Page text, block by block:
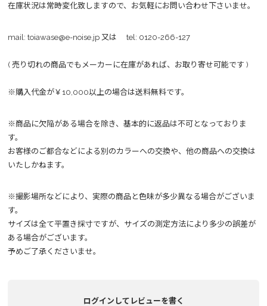
在庫状況は常時変化致しますので、お気軽にお問い合わせ下さいませ。
mail: toiawase@e-noise.jp 又は tel: 0120-266-127
( 売り切れの商品でもメーカーに在庫があれば、お取り寄せ可能です )
※購入代金が￥10,000以上の場合は送料無料です。
※商品に欠陥がある場合を除き、基本的に返品は不可となっておりま
す。
お客様のご都合などによる別のカラーへの交換や、他の商品への交換は
いたしかねます。
※撮影場所などにより、実際の商品と色味が多少異なる場合がございま
す。
サイズは全て平置き採寸ですが、サイズの測定方法により多少の誤差が
ある場合がございます。
予めご了承くださいませ。
ログインしてレビューを書く